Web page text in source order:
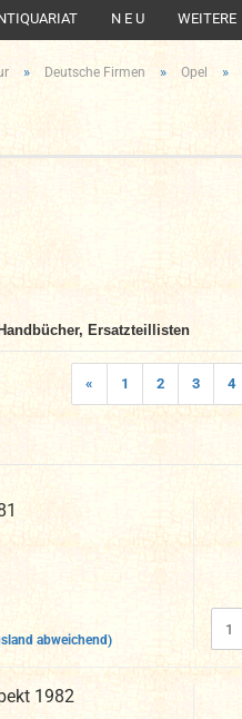
N E U WEITERE
» Deutsche Firmen » Opel »
Ersatzteillisten
« 1 2 3 4
abweichend)
1982